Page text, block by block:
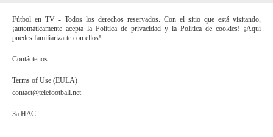
Fútbol en TV - Todos los derechos reservados. Con el sitio que está visitando,
¡automáticamente acepta la Política de privacidad y la Política de cookies! ¡Aquí
puedes familiarizarte con ellos!
Contáctenos:
Terms of Use (EULA)
contact@telefootball.net
За НАС